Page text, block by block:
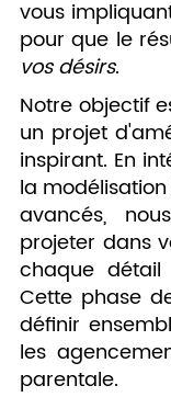
vous
pour que le
vos désirs.
Notre objectif
un projet
inspirant. En
la
avancés,
projeter dans
chaque
Cette phase
définir
les
parentale.